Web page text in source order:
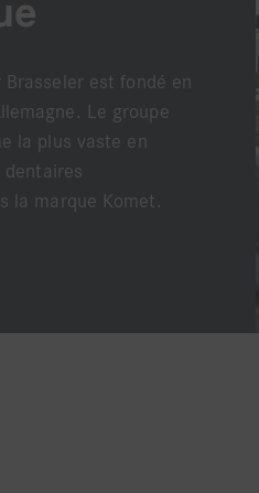
Brasseler est fondé en
Le groupe
la plus vaste en
dentaires
la marque Komet.